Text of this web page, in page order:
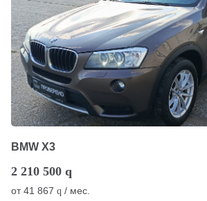
BMW X3
2 210 500 q
от41 867 q / мес.